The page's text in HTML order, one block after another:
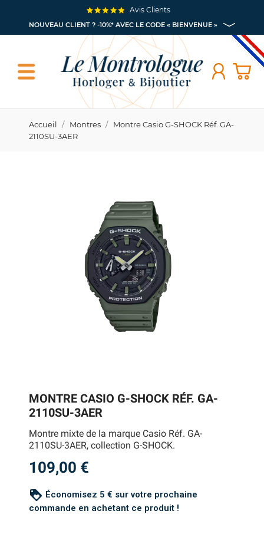
NOUVEAU CLIENT ? -10%* AVEC LE CODE « BIENVENUE »
Avis Clients
Accueil Montres
Montre Casio G-SHOCK Réf. GA-
2110SU-3AER
MONTRE CASIO G-SHOCK RÉF. GA-
2110SU-3AER
Montre mixte de la marque Casio Réf. GA-
2110SU-3AER, collection G-SHOCK.
109,00 €
loyalty Économisez 5 € sur votre prochaine
commande en achetant ce produit !